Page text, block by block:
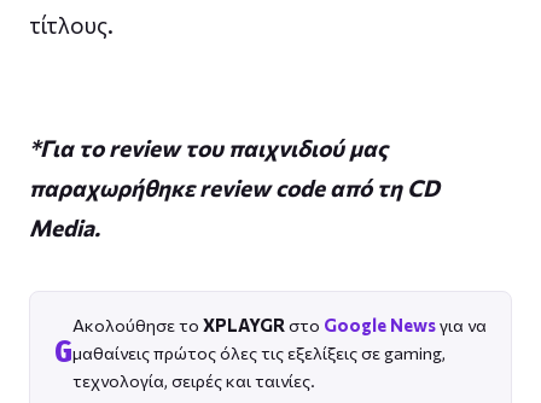
τίτλους.
*Για το review του παιχνιδιού μας
παραχωρήθηκε review code από τη CD
Media.
G
Ακολούθησε το XPLAYGR στο Google Newsγια να
μαθαίνεις πρώτος όλες τις εξελίξεις σε gaming,
τεχνολογία, σειρές και ταινίες.